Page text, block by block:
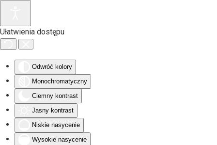
Ułatwienia dostępu
Odwróć kolory
Monochromatyczny
Ciemny kontrast
Jasny kontrast
Niskie nasycenie
Wysokie nasycenie
Przejdź do głównej treści